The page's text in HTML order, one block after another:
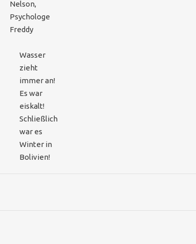
Nelson,
Psychologe
Freddy
Wasser
zieht
immer an!
Es war
eiskalt!
Schließlich
war es
Winter in
Bolivien!